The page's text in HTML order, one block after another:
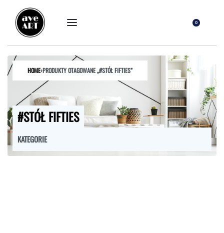
0
HOME›PRODUKTY OTAGOWANE „#STÓŁ FIFTIES”
#STÓŁ FIFTIES
KATEGORIE